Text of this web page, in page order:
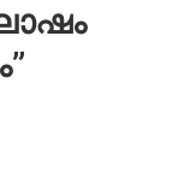
”